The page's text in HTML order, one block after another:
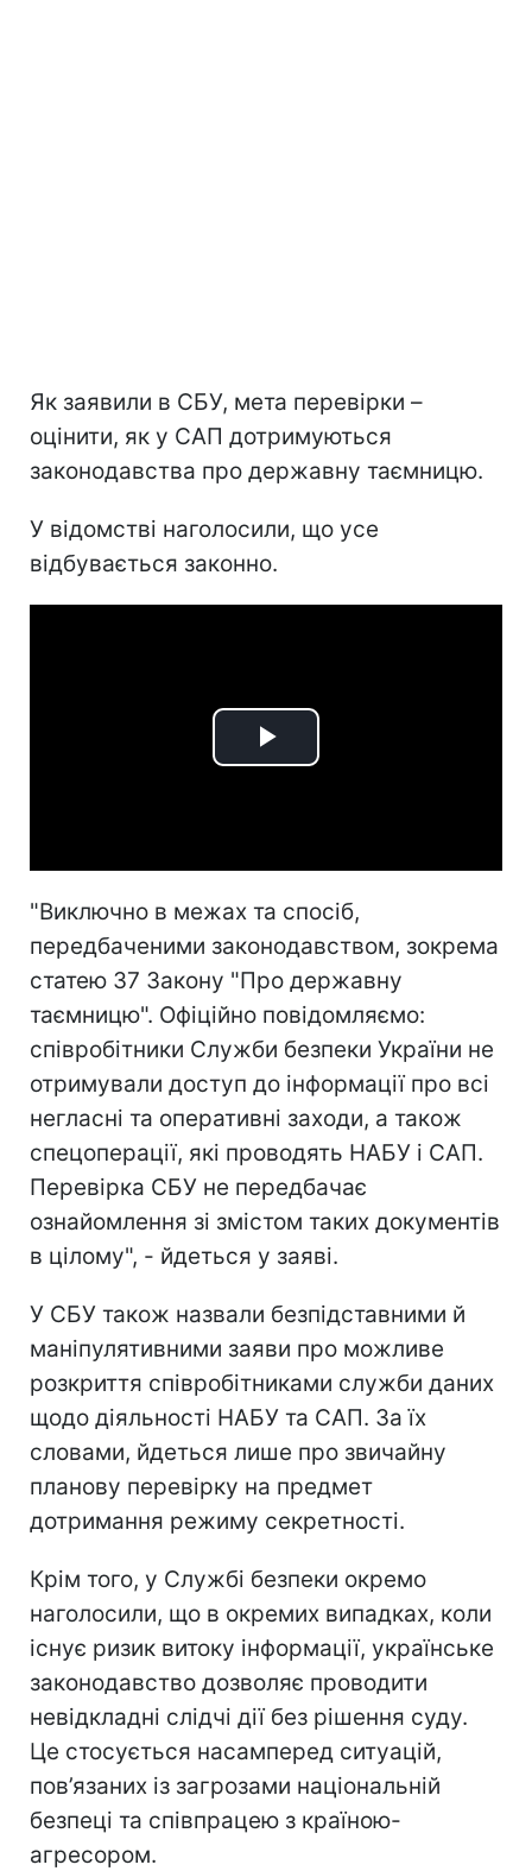
Як заявили в СБУ, мета перевірки –
оцінити, як у САП дотримуються
законодавства про державну таємницю.
У відомстві наголосили, що усе
відбувається законно.
Play
"Виключно в межах та спосіб,
передбаченими законодавством, зокрема
статею 37 Закону "Про державну
таємницю". Офіційно повідомляємо:
співробітники Служби безпеки України не
отримували доступ до інформації про всі
негласні та оперативні заходи, а також
спецоперації, які проводять НАБУ і САП.
Перевірка СБУ не передбачає
ознайомлення зі змістом таких документів
в цілому", - йдеться у заяві.
У СБУ також назвали безпідставними й
маніпулятивними заяви про можливе
розкриття співробітниками служби даних
щодо діяльності НАБУ та САП. За їх
словами, йдеться лише про звичайну
планову перевірку на предмет
дотримання режиму секретності.
Крім того, у Службі безпеки окремо
наголосили, що в окремих випадках, коли
існує ризик витоку інформації, українське
законодавство дозволяє проводити
невідкладні слідчі дії без рішення суду.
Це стосується насамперед ситуацій,
пов’язаних із загрозами національній
безпеці та співпрацею з країною-
агресором.